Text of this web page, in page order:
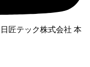
匠テック株式会社 本